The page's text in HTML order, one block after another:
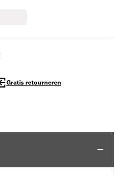
Gratis retourneren